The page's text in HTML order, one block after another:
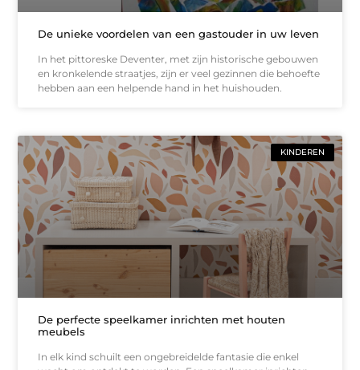
De unieke voordelen van een gastouder in uw leven
In het pittoreske Deventer, met zijn historische gebouwen
en kronkelende straatjes, zijn er veel gezinnen die behoefte
hebben aan een helpende hand in het huishouden.
KINDEREN
De perfecte speelkamer inrichten met houten
meubels
In elk kind schuilt een ongebreidelde fantasie die enkel